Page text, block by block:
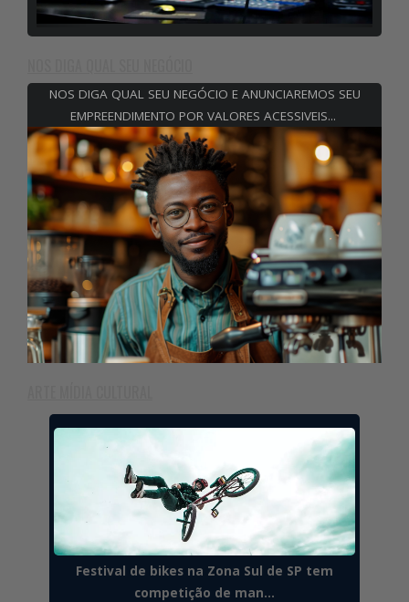
NOS DIGA QUAL SEU NEGÓCIO E ANUNCIAREMOS SEU
EMPREENDIMENTO POR VALORES ACESSIVEIS...
Festival de bikes na Zona Sul de SP tem
competição de man...